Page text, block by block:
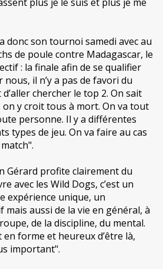
donc son tournoi samedi avec au
de poule contre Madagascar, le
: la finale afin de se qualifier
nous, il n’y a pas de favori du
chercher le top 2. On sait
on y croit tous à mort. On va tout
personne. Il y a différentes
types de jeu. On va faire au cas
Gérard profite clairement du
avec les Wild Dogs, c’est un
expérience unique, un
aussi de la vie en général, à
de la discipline, du mental.
en forme et heureux d’être là,
important".